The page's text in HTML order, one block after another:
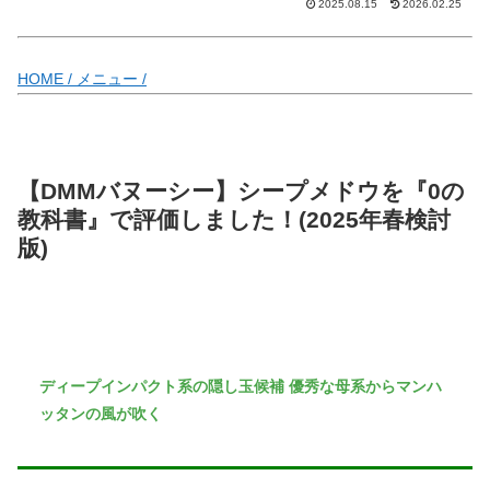
2025.08.15 2026.02.25
HOME / メニュー /
【DMMバヌーシー】シープメドウを『0の
教科書』で評価しました！(2025年春検討
版)
ディープインパクト系の隠し玉候補 優秀な母系からマンハ
ッタンの風が吹く